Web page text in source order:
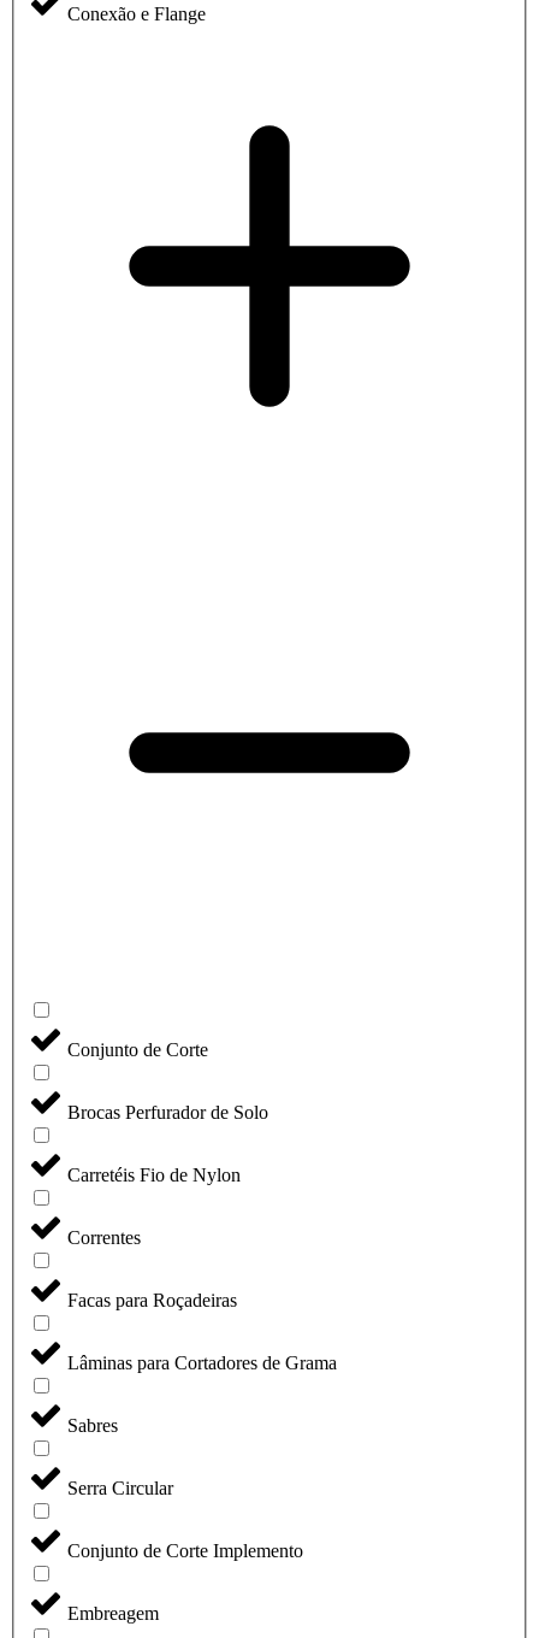
Conexão e Flange
Conjunto de Corte
Brocas Perfurador de Solo
Carretéis Fio de Nylon
Correntes
Facas para Roçadeiras
Lâminas para Cortadores de Grama
Sabres
Serra Circular
Conjunto de Corte Implemento
Embreagem